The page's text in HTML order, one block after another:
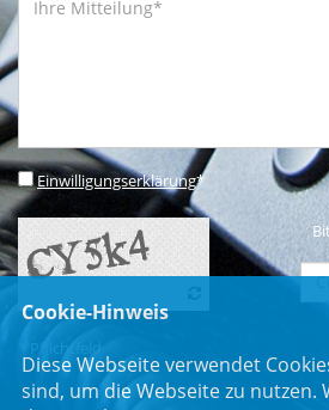
Einwilligungserklärung*
* Pflichtfeld
Cookie-Hinweis
Diese Webseite verwendet
sind, um die Webseite zu nutzen.